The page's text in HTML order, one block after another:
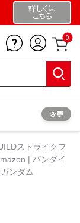
詳しくは
こちら
0
変更
ストライクフ
| バンダイ
ンダム